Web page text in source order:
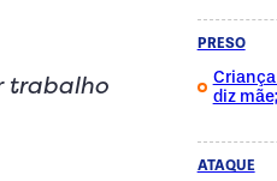
trabalho
PRESO
diz
ATAQUE